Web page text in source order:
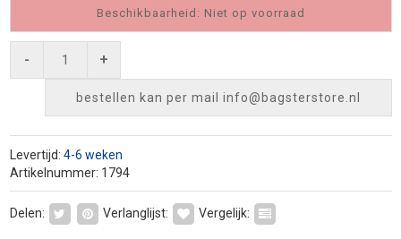
Beschikbaarheid: Niet op voorraad
- +
bestellen kan per mail info@bagsterstore.nl
Levertijd: 4-6 weken
Artikelnummer: 1794
Delen: Verlanglijst: Vergelijk: